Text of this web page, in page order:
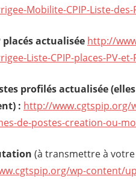
Mobilite-CPIP-Liste-des-
placés actualisée http://
Liste-CPIP-places-PV-et-
profilés actualisée
: http://www.cgtspip.org/
de-postes-creation-ou-
(à transmettre à
wp-content/